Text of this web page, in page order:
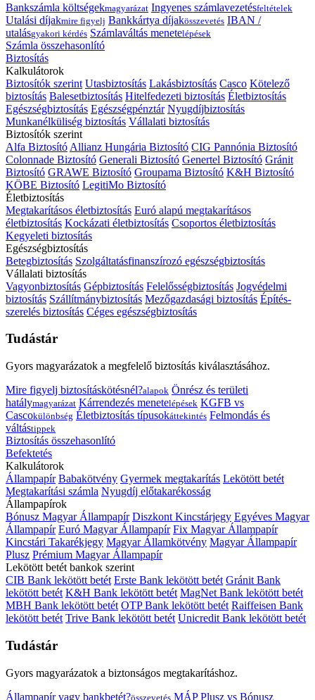
Bankszámla költségekmagyarázat Ingyenes számlavezetésfeltételek
Utalási díjakmire figyelj Bankkártya díjakösszevetés IBAN /
utalásgyakori kérdés Számlaváltás menetelépések
Számla összehasonlító
Biztosítás
Kalkulátorok
Biztosítók szerint Utasbiztosítás Lakásbiztosítás Casco Kötelező
biztosítás Balesetbiztosítás Hitelfedezeti biztosítás Életbiztosítás
Egészségbiztosítás Egészségpénztár Nyugdíjbiztosítás
Munkanélküliség biztosítás Vállalati biztosítás
Biztosítók szerint
Alfa Biztosító Allianz Hungária Biztosító CIG Pannónia Biztosító
Colonnade Biztosító Generali Biztosító Genertel Biztosító Gránit
Biztosító GRAWE Biztosító Groupama Biztosító K&H Biztosító
KÖBE Biztosító LegitiMo Biztosító
Életbiztosítás
Megtakarításos életbiztosítás Euró alapú megtakarításos
életbiztosítás Kockázati életbiztosítás Csoportos életbiztosítás
Kegyeleti biztosítás
Egészségbiztosítás
Betegbiztosítás Szolgáltatásfinanszírozó egészségbiztosítás
Vállalati biztosítás
Vagyonbiztosítás Gépbiztosítás Felelősségbiztosítás Jogvédelmi
biztosítás Szállítmánybiztosítás Mezőgazdasági biztosítás Építés-
szerelés biztosítás Céges egészségbiztosítás
Tudástár
Gyors magyarázatok a megfelelő biztosítás kiválasztásához.
Mire figyelj biztosításkötésnél?alapok Önrész és területi
hatálymagyarázat Kárrendezés menetelépések KGFB vs
Cascokülönbség Életbiztosítás típusokáttekintés Felmondás és
váltástippek
Biztosítás összehasonlító
Befektetés
Kalkulátorok
Állampapír Babakötvény Gyermek megtakarítás Lekötött betét
Megtakarítási számla Nyugdíj előtakarékosság
Állampapírok
Bónusz Magyar Állampapír Diszkont Kincstárjegy Egyéves Magyar
Állampapír Euró Magyar Állampapír Fix Magyar Állampapír
Kincstári Takarékjegy Magyar Államkötvény Magyar Állampapír
Plusz Prémium Magyar Állampapír
Lekötött betét bankok szerint
CIB Bank lekötött betét Erste Bank lekötött betét Gránit Bank
lekötött betét K&H Bank lekötött betét MagNet Bank lekötött betét
MBH Bank lekötött betét OTP Bank lekötött betét Raiffeisen Bank
lekötött betét Trive Bank lekötött betét Unicredit Bank lekötött betét
Tudástár
Gyors magyarázatok a biztonságos megtakarításhoz.
Állampapír vagy bankbetét?összevetés MÁP Plusz vs Bónusz